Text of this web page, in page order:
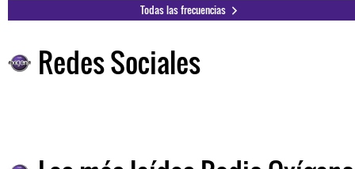
Todas las frecuencias
Redes Sociales